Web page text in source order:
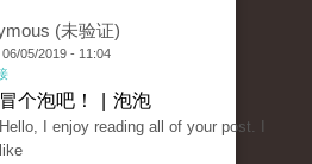
(未验证)
05/2019 - 11:04
冒个泡吧！ | 泡泡
Hello, I enjoy reading all of your post. I
like